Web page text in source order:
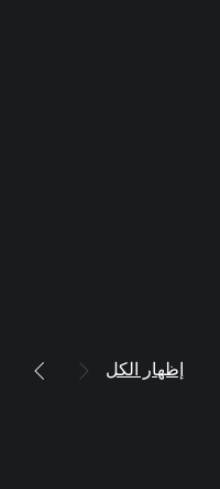
إظهار الكل